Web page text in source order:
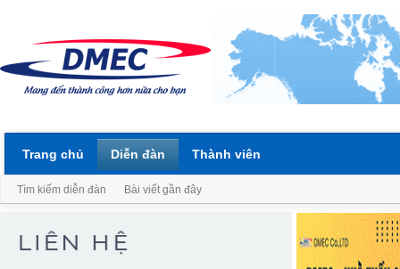
Trang chủ Diễn đàn
Tìm kiếm diễn đàn Bài viết gần đây
Thành viên